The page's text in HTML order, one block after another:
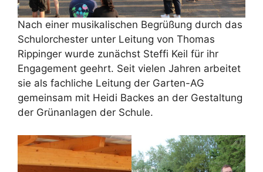
Nach einer musikalischen Begrüßung durch das
Schulorchester unter Leitung von Thomas
Rippinger wurde zunächst Steffi Keil für ihr
Engagement geehrt. Seit vielen Jahren arbeitet
sie als fachliche Leitung der Garten-AG
gemeinsam mit Heidi Backes an der Gestaltung
der Grünanlagen der Schule.